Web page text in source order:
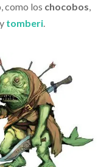
como los chocobos,
y tomberi.